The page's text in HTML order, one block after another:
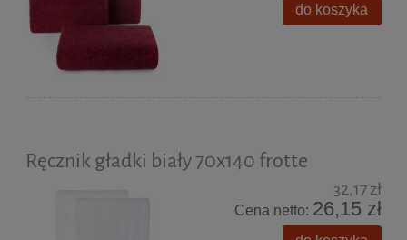
do koszyka
Ręcznik gładki biały 70x140 frotte
32,17 zł
Cena netto: 26,15 zł